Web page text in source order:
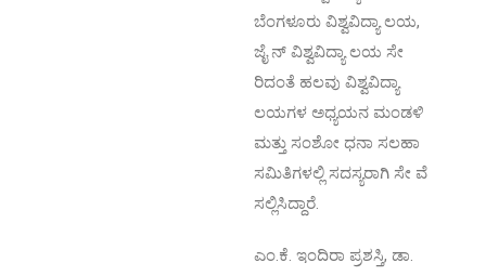
ಬೆಂಗಳೂರು ವಿಶ್ವವಿದ್ಯಾ ಲಯ,
ಜೈ ನ್ ವಿಶ್ವವಿದ್ಯಾ ಲಯ ಸೇ
ರಿದಂತೆ ಹಲವು ವಿಶ್ವವಿದ್ಯಾ
ಲಯಗಳ ಅಧ್ಯಯನ ಮಂಡಳಿ
ಮತ್ತು ಸಂಶೋ ಧನಾ ಸಲಹಾ
ಸಮಿತಿಗಳಲ್ಲಿ ಸದಸ್ಯರಾಗಿ ಸೇ ವೆ
ಸಲ್ಲಿಸಿದ್ದಾರೆ.
ಎಂ.ಕೆ. ಇಂದಿರಾ ಪ್ರಶಸ್ತಿ, ಡಾ.